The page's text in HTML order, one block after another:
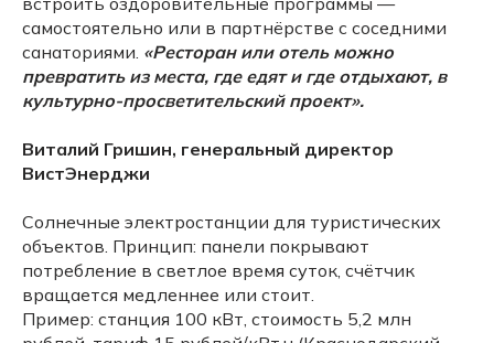
самостоятельно или в партнёрстве с соседними
санаториями. «Ресторан или отель можно
превратить из места, где едят и где отдыхают, в
культурно-просветительский проект».
Виталий Гришин, генеральный директор
ВистЭнерджи
Солнечные электростанции для туристических
объектов. Принцип: панели покрывают
потребление в светлое время суток, счётчик
вращается медленнее или стоит.
Пример: станция 100 кВт, стоимость 5,2 млн